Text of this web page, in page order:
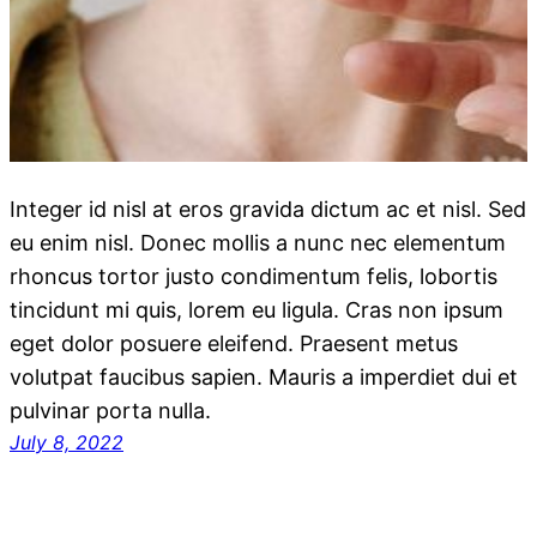
Integer id nisl at eros gravida dictum ac et nisl. Sed
eu enim nisl. Donec mollis a nunc nec elementum
rhoncus tortor justo condimentum felis, lobortis
tincidunt mi quis, lorem eu ligula. Cras non ipsum
eget dolor posuere eleifend. Praesent metus
volutpat faucibus sapien. Mauris a imperdiet dui et
pulvinar porta nulla.
July 8, 2022